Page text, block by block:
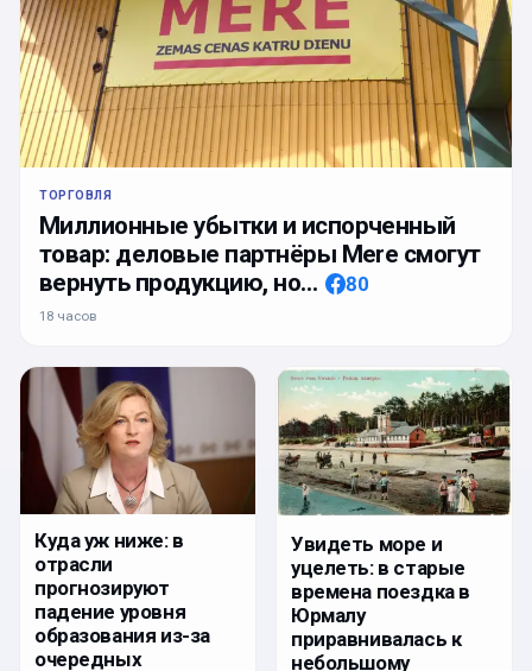
ТОРГОВЛЯ
Миллионные убытки и испорченный
товар: деловые партнёры Mere смогут
вернуть продукцию, но…
80
18 часов
Куда уж ниже: в
отрасли
прогнозируют
падение уровня
образования из-за
очередных
Увидеть море и
уцелеть: в старые
времена поездка в
Юрмалу
приравнивалась к
небольшому